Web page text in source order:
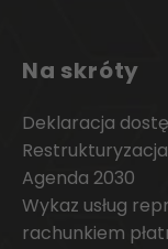
Na skróty
Deklaracja
Restrukturyzacja
Agenda 2030
Wykaz usług
rachunkiem